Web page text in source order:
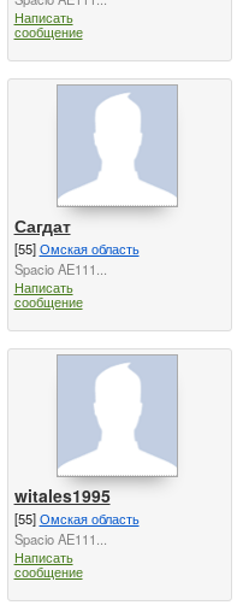
Написать
сообщение
Сагдат
[55]Омская область
Spacio AE111...
Написать
сообщение
witales1995
[55]Омская область
Spacio AE111...
Написать
сообщение